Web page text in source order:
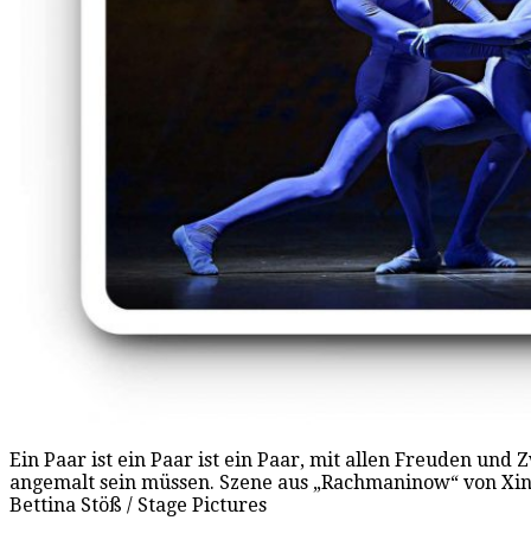
Ein Paar ist ein Paar ist ein Paar, mit allen Freuden und
angemalt sein müssen. Szene aus „Rachmaninow“ von
Bettina Stöß / Stage Pictures